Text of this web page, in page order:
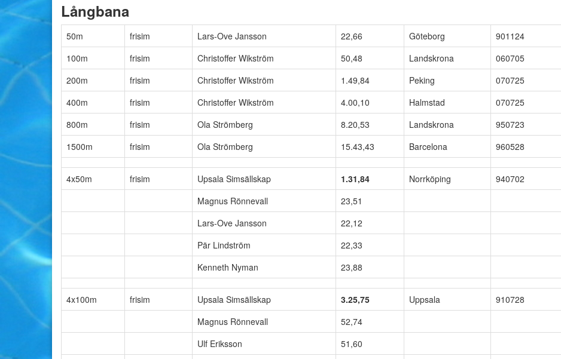
Långbana
50m frisim Lars-Ove Jansson 22,66 Göteborg
901124
100m
frisim Christoffer Wikström 50,48 Landskrona
060705
200m
frisim Christoffer Wikström 1.49,84 Peking
070725
400m
frisim Christoffer Wikström 4.00,10 Halmstad
070725
800m
frisim Ola Strömberg 8.20,53 Landskrona
950723
1500m
frisim Ola Strömberg 15.43,43 Barcelona 960528
4x50m frisim Upsala Simsällskap 1.31,84 Norrköping
940702
Magnus Rönnevall
23,51
Lars-Ove Jansson
22,12
Pär Lindström
22,33
Kenneth Nyman
23,88
4x100m frisim Upsala Simsällskap 3.25,75 Uppsala
910728
Magnus Rönnevall
52,74
Ulf Eriksson
51,60